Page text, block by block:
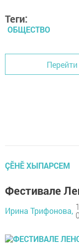
Теги:
ОБЩЕСТВО
ÇӖНӖ ХЫПАРСЕМ
Фестивале
Ирина Трифонова,